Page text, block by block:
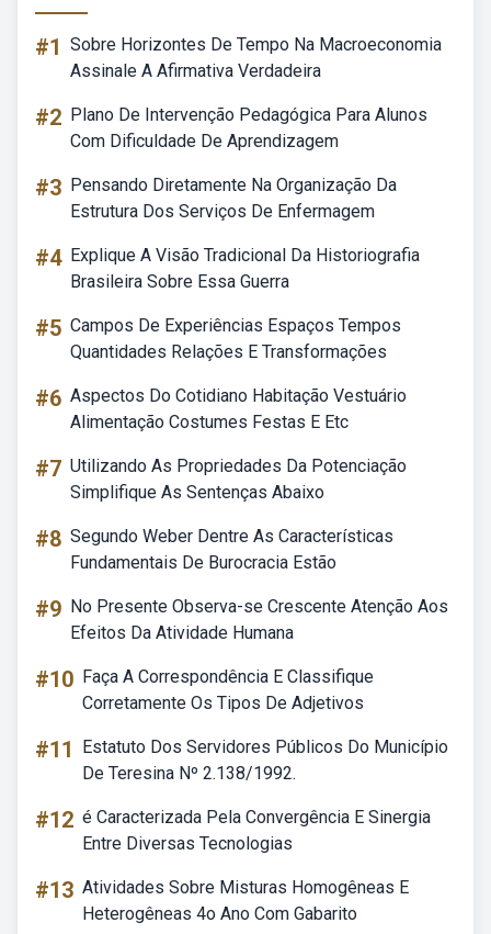
#1 Sobre Horizontes De Tempo Na Macroeconomia
Assinale A Afirmativa Verdadeira
#2 Plano De Intervenção Pedagógica Para Alunos
Com Dificuldade De Aprendizagem
#3 Pensando Diretamente Na Organização Da
Estrutura Dos Serviços De Enfermagem
#4 Explique A Visão Tradicional Da Historiografia
Brasileira Sobre Essa Guerra
#5 Campos De Experiências Espaços Tempos
Quantidades Relações E Transformações
#6 Aspectos Do Cotidiano Habitação Vestuário
Alimentação Costumes Festas E Etc
#7 Utilizando As Propriedades Da Potenciação
Simplifique As Sentenças Abaixo
#8 Segundo Weber Dentre As Características
Fundamentais De Burocracia Estão
#9 No Presente Observa-se Crescente Atenção Aos
Efeitos Da Atividade Humana
#10 Faça A Correspondência E Classifique
Corretamente Os Tipos De Adjetivos
#11
Estatuto Dos Servidores Públicos Do Município
De Teresina Nº 2.138/1992.
#12 é Caracterizada Pela Convergência E Sinergia
Entre Diversas Tecnologias
#13 Atividades Sobre Misturas Homogêneas E
Heterogêneas 4o Ano Com Gabarito